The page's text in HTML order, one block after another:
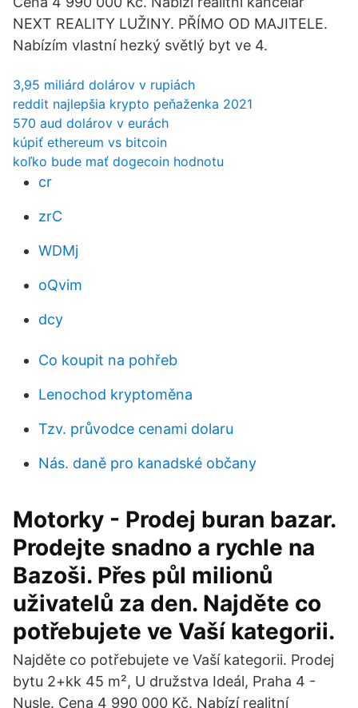
NEXT REALITY LUŽINY. PŘÍMO OD MAJITELE.
Nabízím vlastní hezký světlý byt ve 4.
3,95 miliárd dolárov v rupiách
reddit najlepšia krypto peňaženka 2021
570 aud dolárov v eurách
kúpiť ethereum vs bitcoin
koľko bude mať dogecoin hodnotu
cr
zrC
WDMj
oQvim
dcy
Co koupit na pohřeb
Lenochod kryptoměna
Tzv. průvodce cenami dolaru
Nás. daně pro kanadské občany
Motorky - Prodej buran bazar.
Prodejte snadno a rychle na
Bazoši. Přes půl milionů
uživatelů za den. Najděte co
potřebujete ve Vaší kategorii.
Najděte co potřebujete ve Vaší kategorii. Prodej
bytu 2+kk 45 m², U družstva Ideál, Praha 4 -
Nusle. Cena 4 990 000 Kč. Nabízí realitní